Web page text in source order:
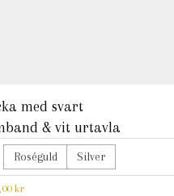
med svart
& vit urtavla
Roséguld Silver
ursprungliga priset var: 439,00 kr.
krDet nuvarande priset är: 99,00 kr.